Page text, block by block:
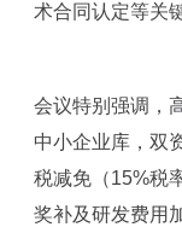
术合同认定等关
会议特别强调，
中小企业库，双
税减免（15%税
奖补及研发费用